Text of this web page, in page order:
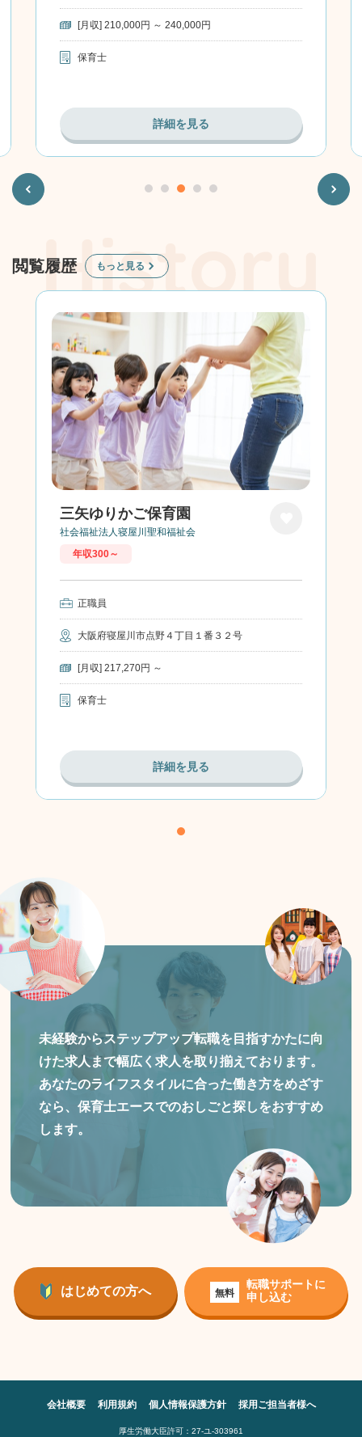
Previous
[月収] 210,000円 ～ 240,000円
保育士
詳細を見る
Next
閲覧履歴 もっと見る
三矢ゆりかご保育園
社会福祉法人寝屋川聖和福祉会
年収300～
正職員
大阪府寝屋川市点野４丁目１番３２号
[月収] 217,270円 ～
保育士
詳細を見る
未経験からステップアップ転職を目指すかたに向
けた求人まで幅広く求人を取り揃えております。
あなたのライフスタイルに合った働き方をめざす
なら、保育士エースでのおしごと探しをおすすめ
します。
はじめての方へ 無料
転職サポートに
申し込む
会社概要 利用規約 個人情報保護方針 採用ご担当者様へ
厚生労働大臣許可：27-ユ-303961